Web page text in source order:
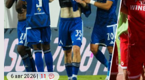
6 авг 2026 | 11